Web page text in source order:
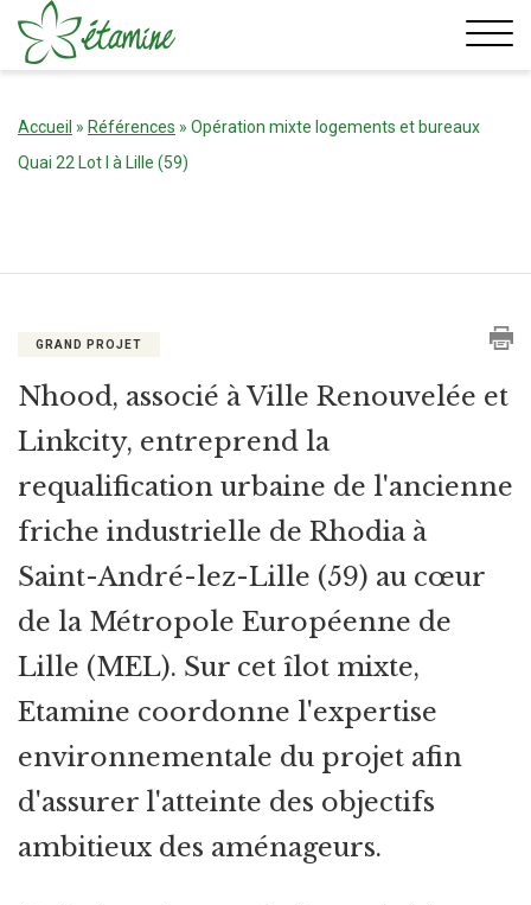
contenu
Accueil » Références » Opération mixte logements et bureaux
Quai 22 Lot I à Lille (59)
GRAND PROJET
Nhood, associé à Ville Renouvelée et
Linkcity, entreprend la
requalification urbaine de l'ancienne
friche industrielle de Rhodia à
Saint-André-lez-Lille (59) au cœur
de la Métropole Européenne de
Lille (MEL). Sur cet îlot mixte,
Etamine coordonne l'expertise
environnementale du projet afin
d'assurer l'atteinte des objectifs
ambitieux des aménageurs.